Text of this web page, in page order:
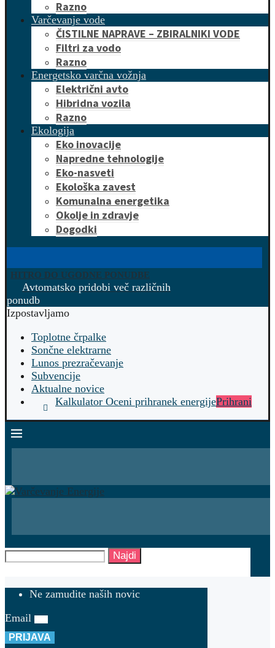
Razno
Varčevanje vode
ČISTILNE NAPRAVE – ZBIRALNIKI VODE
Filtri za vodo
Razno
Energetsko varčna vožnja
Električni avto
Hibridna vozila
Razno
Ekologija
Eko inovacije
Napredne tehnologije
Eko-nasveti
Ekološka zavest
Komunalna energetika
Okolje in zdravje
Dogodki
HITRO DO UGODNE PONUDBE
Avtomatsko pridobi več različnih
ponudb
Izpostavljamo
Toplotne črpalke
Sončne elektrarne
Lunos prezračevanje
Subvencije
Aktualne novice
Kalkulator Oceni prihranek energijePrihrani
Najdi
Ne zamudite naših novic
Email
PRIJAVA